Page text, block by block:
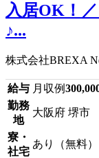
入居OK！
♪...
株式会社BREXA
給与 月収例
勤務
地
大阪府 堺市
寮・
社宅
あり（無料）